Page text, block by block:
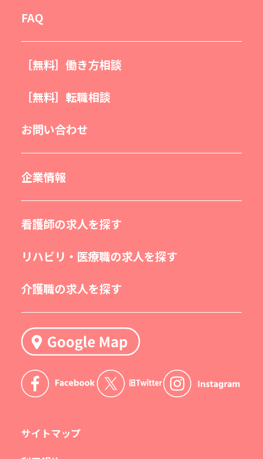
FAQ
［無料］働き方相談
［無料］転職相談
お問い合わせ
企業情報
看護師の求人を探す
リハビリ・医療職の求人を探す
介護職の求人を探す
サイトマップ